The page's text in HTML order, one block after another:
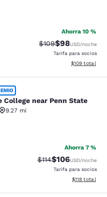
Ahorra 10 %
Precio tachado:
$109Precio con
$98USD/noche
Tarifa para socios
Ver detalles
$109 total
near Penn
College near Penn State
9.27 mi
Excelente. 1824 reseñas
Ahorra 7 %
Precio tachado:
$114Precio con
$106USD/noche
Tarifa para socios
Ver detalles
$118 total